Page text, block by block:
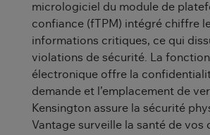
micrologiciel du module de
confiance (fTPM) intégré chiffre
informations critiques, ce qui
violations de sécurité. La
électronique offre la
demande et l’emplacement de
Kensington assure la sécurité
Vantage surveille la santé de vos